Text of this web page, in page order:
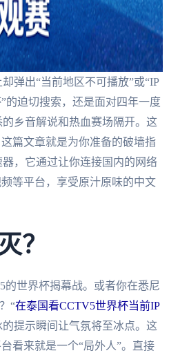
弹出“当前地区不可播放”或“IP
的迫切搜索，还是面对四年一度
乡音解说和热血赛场隔开。这
篇文章就是为你准备的破墙指
，它通过让你连接国内的网络
等平台，享受原汁原味的中文
？
世界杯揭幕战。或者你在悉尼
“在泰国看CCTV5世界杯当前IP
提示瞬间让气氛将至冰点。这
看来就是一个“局外人”。直接